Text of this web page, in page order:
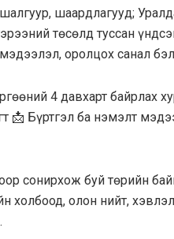
шаардлагууд;
төсөлд туссан
оролцох санал
4 давхарт байрлах
📩 Бүртгэл ба нэмэлт
сонирхож буй төрийн
холбоод, олон нийт,